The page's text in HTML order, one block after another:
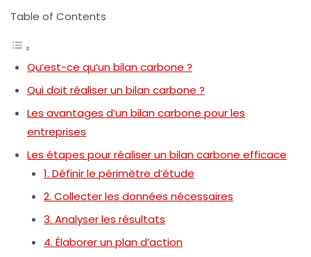
Table of Contents
Qu’est-ce qu’un bilan carbone ?
Qui doit réaliser un bilan carbone ?
Les avantages d’un bilan carbone pour les
entreprises
Les étapes pour réaliser un bilan carbone efficace
1. Définir le périmètre d’étude
2. Collecter les données nécessaires
3. Analyser les résultats
4. Élaborer un plan d’action